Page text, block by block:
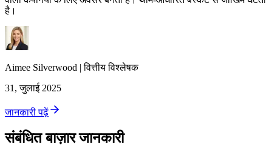
है।
Aimee Silverwood |वित्तीय विश्लेषक
31, जुलाई 2025
जानकारी पढ़ें
संबंधित बाज़ार जानकारी